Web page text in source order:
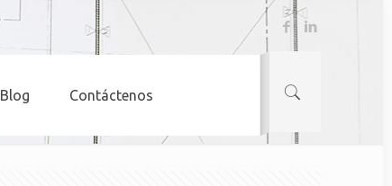
Blog Contáctenos